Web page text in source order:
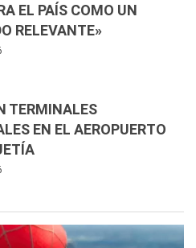
EL PAÍS COMO UN
RELEVANTE»
TERMINALES
EN EL AEROPUERTO